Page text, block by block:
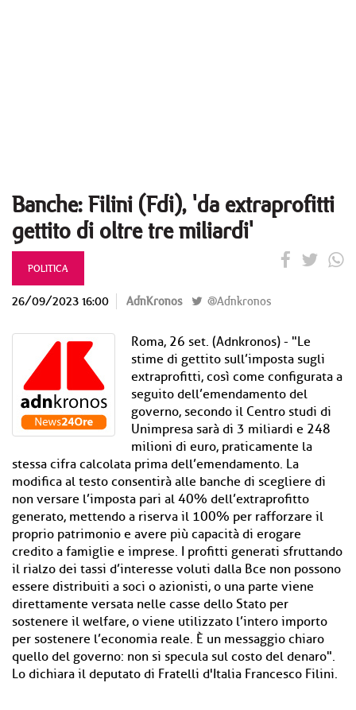
Banche: Filini (Fdi), 'da extraprofitti
gettito di oltre tre miliardi'
POLITICA
26/09/2023 16:00 AdnKronos @Adnkronos
Roma, 26 set. (Adnkronos) - "Le
stime di gettito sull’imposta sugli
extraprofitti, così come configurata a
seguito dell’emendamento del
governo, secondo il Centro studi di
Unimpresa sarà di 3 miliardi e 248
milioni di euro, praticamente la
stessa cifra calcolata prima dell’emendamento. La
modifica al testo consentirà alle banche di scegliere di
non versare l’imposta pari al 40% dell’extraprofitto
generato, mettendo a riserva il 100% per rafforzare il
proprio patrimonio e avere più capacità di erogare
credito a famiglie e imprese. I profitti generati sfruttando
il rialzo dei tassi d’interesse voluti dalla Bce non possono
essere distribuiti a soci o azionisti, o una parte viene
direttamente versata nelle casse dello Stato per
sostenere il welfare, o viene utilizzato l’intero importo
per sostenere l’economia reale. È un messaggio chiaro
quello del governo: non si specula sul costo del denaro".
Lo dichiara il deputato di Fratelli d'Italia Francesco Filini.